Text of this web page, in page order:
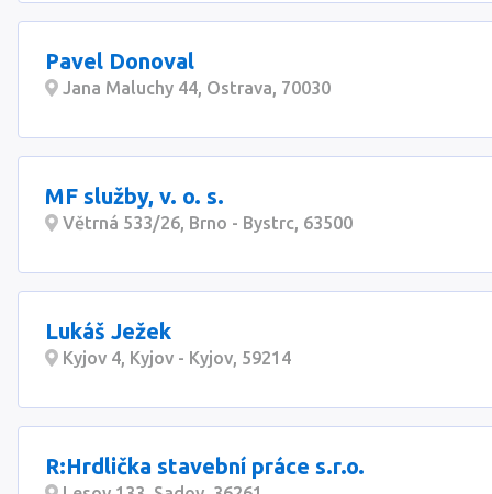
Pavel Donoval
Jana Maluchy 44, Ostrava, 70030
MF služby, v. o. s.
Větrná 533/26, Brno - Bystrc, 63500
Lukáš Ježek
Kyjov 4, Kyjov - Kyjov, 59214
R:Hrdlička stavební práce s.r.o.